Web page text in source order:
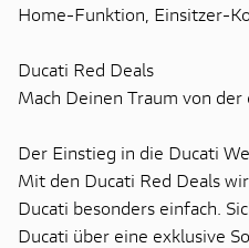
Home-Funktion, Einsitzer-
Ducati Red Deals
Mach Deinen Traum von
Der Einstieg in die Ducati
Mit den Ducati Red Deals
Ducati besonders einfach.
Ducati über eine exklusive